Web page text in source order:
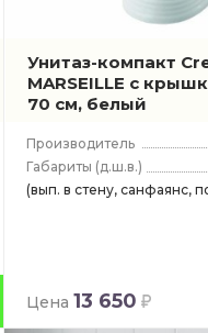
Унитаз-компакт
MARSEILLE с
70 см, белый
Производитель
Габариты (д.ш.в.)
(вып. в стену, санфаянс,
Цена 13 650